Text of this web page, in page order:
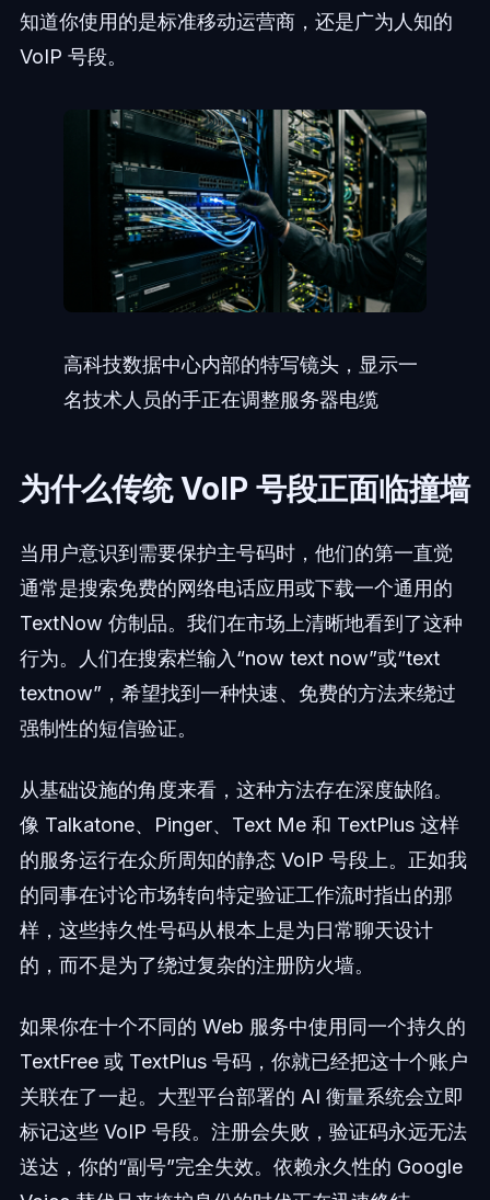
知道你使用的是标准移动运营商，还是广为人知的
VoIP 号段。
高科技数据中心内部的特写镜头，显示一
名技术人员的手正在调整服务器电缆
为什么传统 VoIP 号段正面临撞墙
当用户意识到需要保护主号码时，他们的第一直觉
通常是搜索免费的网络电话应用或下载一个通用的
TextNow 仿制品。我们在市场上清晰地看到了这种
行为。人们在搜索栏输入“now text now”或“text
textnow”，希望找到一种快速、免费的方法来绕过
强制性的短信验证。
从基础设施的角度来看，这种方法存在深度缺陷。
像 Talkatone、Pinger、Text Me 和 TextPlus 这样
的服务运行在众所周知的静态 VoIP 号段上。正如我
的同事在讨论市场转向特定验证工作流时指出的那
样，这些持久性号码从根本上是为日常聊天设计
的，而不是为了绕过复杂的注册防火墙。
如果你在十个不同的 Web 服务中使用同一个持久的
TextFree 或 TextPlus 号码，你就已经把这十个账户
关联在了一起。大型平台部署的 AI 衡量系统会立即
标记这些 VoIP 号段。注册会失败，验证码永远无法
送达，你的“副号”完全失效。依赖永久性的 Google